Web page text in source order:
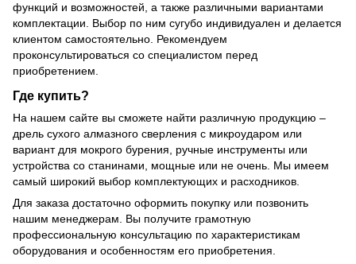
функций и возможностей, а также различными вариантами
комплектации. Выбор по ним сугубо индивидуален и делается
клиентом самостоятельно. Рекомендуем
проконсультироваться со специалистом перед
приобретением.
Где купить?
На нашем сайте вы сможете найти различную продукцию –
дрель сухого алмазного сверления с микроударом или
вариант для мокрого бурения, ручные инструменты или
устройства со станинами, мощные или не очень. Мы имеем
самый широкий выбор комплектующих и расходников.
Для заказа достаточно оформить покупку или позвонить
нашим менеджерам. Вы получите грамотную
профессиональную консультацию по характеристикам
оборудования и особенностям его приобретения.